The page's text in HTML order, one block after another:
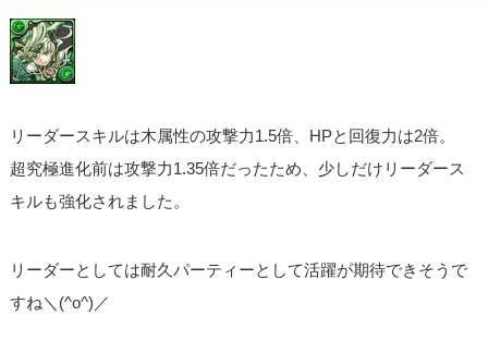
リーダースキルは木属性の攻撃力1.5倍、HPと回復力は2倍。
超究極進化前は攻撃力1.35倍だったため、少しだけリーダース
キルも強化されました。
リーダーとしては耐久パーティーとして活躍が期待できそうで
すね＼(^o^)／